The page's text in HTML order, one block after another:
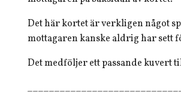
Det här kortet är verkligen något
mottagaren kanske aldrig har sett
Det medföljer ett passande kuvert